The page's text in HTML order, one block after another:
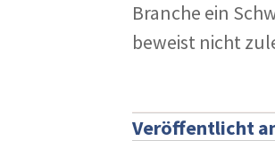
Branche ein
beweist nicht
Veröffentlicht